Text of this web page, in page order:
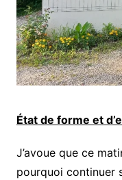
État de forme et
J’avoue que ce
pourquoi continuer